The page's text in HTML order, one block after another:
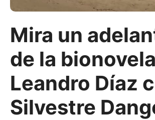
Mira un
de la
Leandro Díaz
Silvestre